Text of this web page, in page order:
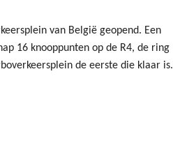
van België geopend. Een
16 knooppunten op de R4, de ring
de eerste die klaar is.